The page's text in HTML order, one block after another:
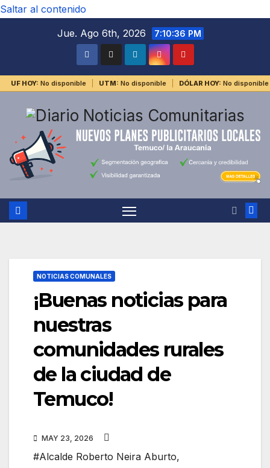
Saltar al contenido
Jue. Ago 6th, 2026
7:10:36 PM
UF HOY: No disponible UTM: No disponible DÓLAR HOY: No disponible
NOTICIAS COMUNALES
¡Buenas noticias para
nuestras
comunidades rurales
de la ciudad de
Temuco!
MAY 23, 2026
#Alcalde Roberto Neira Aburto,